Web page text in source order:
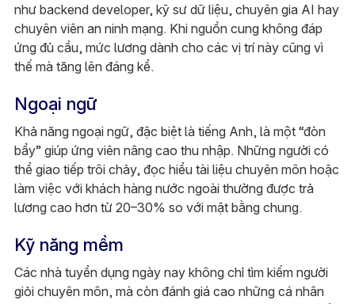
như backend developer, kỹ sư dữ liệu, chuyên gia AI hay
chuyên viên an ninh mạng. Khi nguồn cung không đáp
ứng đủ cầu, mức lương dành cho các vị trí này cũng vì
thế mà tăng lên đáng kể.
Ngoại ngữ
Khả năng ngoại ngữ, đặc biệt là tiếng Anh, là một “đòn
bẩy” giúp ứng viên nâng cao thu nhập. Những người có
thể giao tiếp trôi chảy, đọc hiểu tài liệu chuyên môn hoặc
làm việc với khách hàng nước ngoài thường được trả
lương cao hơn từ 20–30% so với mặt bằng chung.
Kỹ năng mềm
Các nhà tuyển dụng ngày nay không chỉ tìm kiếm người
giỏi chuyên môn, mà còn đánh giá cao những cá nhân